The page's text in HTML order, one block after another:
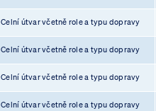
Celní útvar včetně role a typu dopravy
Celní útvar včetně role a typu dopravy
Celní útvar včetně role a typu dopravy
Celní útvar včetně role a typu dopravy